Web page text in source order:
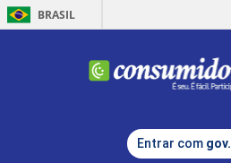
BRASIL
Entrar com